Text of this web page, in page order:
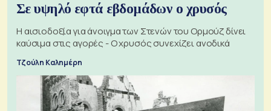
Σε υψηλό εφτά εβδομάδων ο χρυσός
Η αισιοδοξία για άνοιγμα των Στενών του Ορμούζ δίνει
καύσιμα στις αγορές - Ο χρυσός συνεχίζει ανοδικά
Τζούλη Καλημέρη